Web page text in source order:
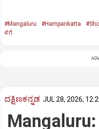
#Mangaluru #Hampankatta
ಳಿಗೆ
ದಕ್ಷಿಣಕನ್ನಡ JUL 28, 2026,
Mangaluru: